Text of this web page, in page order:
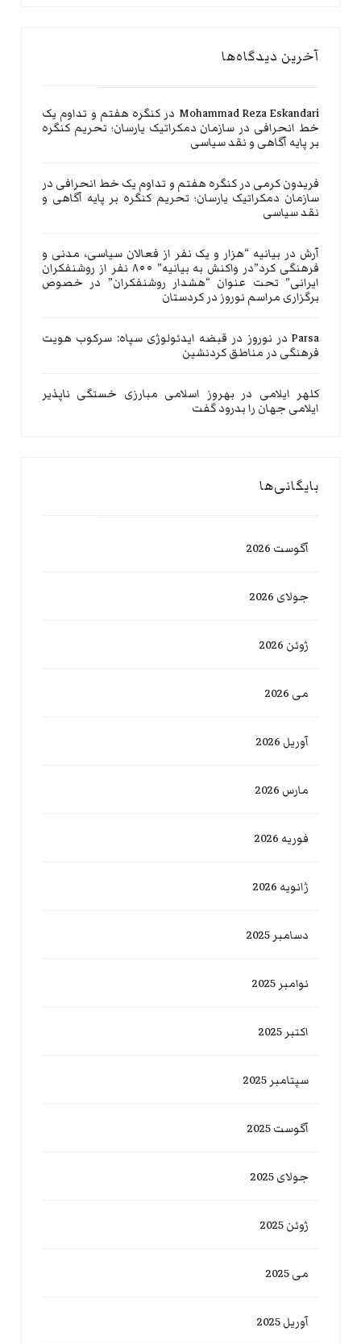
آخرین دیدگاه‌ها
Mohammad Reza Eskandari در کنگره هفتم و تداوم یک
خط انحرافی در سازمان دمکراتیک یارسان؛ تحریم کنگره
بر پایه آگاهی و نقد سیاسی
فریدون کرمی درکنگره هفتم و تداوم یک خط انحرافی در
سازمان دمکراتیک یارسان؛ تحریم کنگره بر پایه آگاهی و
نقد سیاسی
آرش در بیانیه “هزار و یک نفر از فعالان سیاسی، مدنی و
فرهنگی کرد”در واکنش به بیانیه” ۸۰۰ نفر از روشنفکران
ایرانی” تحت عنوان “هشدار روشنفکران” در خصوص
برگزاری مراسم نوروز در کردستان
Parsa در نوروز در قبضه ایدئولوژی سپاه: سرکوب هویت
فرهنگی در مناطق کردنشین
کلهر ایلامی در بهروز اسلامی مبارزی خستگی ناپذیر
ایلامی جهان را بدرود گفت
بایگانی‌ها
آگوست 2026
جولای 2026
ژوئن 2026
می 2026
آوریل 2026
مارس 2026
فوریه 2026
ژانویه 2026
دسامبر 2025
نوامبر 2025
اکتبر 2025
سپتامبر 2025
آگوست 2025
جولای 2025
ژوئن 2025
می 2025
آوریل 2025